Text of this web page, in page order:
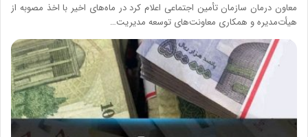
معاون درمان سازمان تأمین‌ اجتماعی اعلام کرد در ماه‌های اخیر با اخذ مصوبه از
هیأت‌مدیره و همکاری معاونت‌های توسعه مدیریت…